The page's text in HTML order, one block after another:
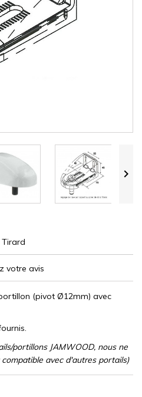

Tirard
votre avis
(pivot Ø12mm) avec
portillons JAMWOOD, nous ne
avec d'autres portails)